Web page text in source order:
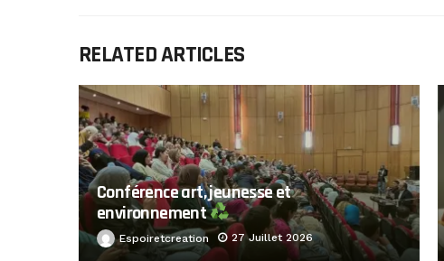
RELATED ARTICLES
Conférence art, jeunesse et
environnement
Espoiretcreation 27 Juillet 2026